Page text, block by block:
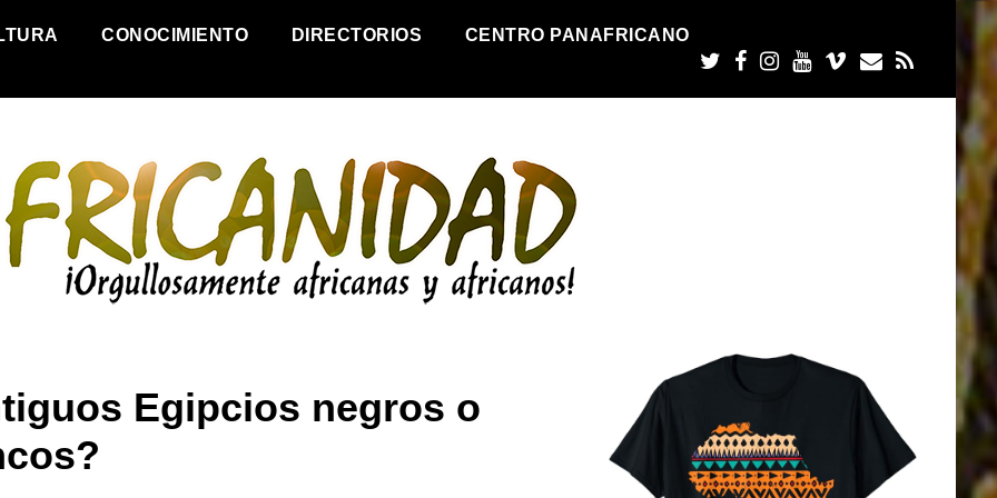
CONOCIMIENTO DIRECTORIOS CENTRO PANAFRICANO
Egipcios negros o